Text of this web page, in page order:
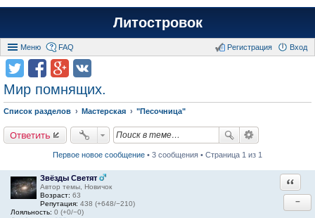
Литостровок
Меню FAQ Вход
Регистрация
Мир помнящих.
Список разделов Мастерская "Песочница"
Ответить
Первое новое сообщение • 3 сообщения • Страница 1 из 1
Звёзды Светят
Автор темы, Новичок
Возраст: 63
Репутация: 438 (+648/−210)
Лояльность: 0 (+0/−0)
−